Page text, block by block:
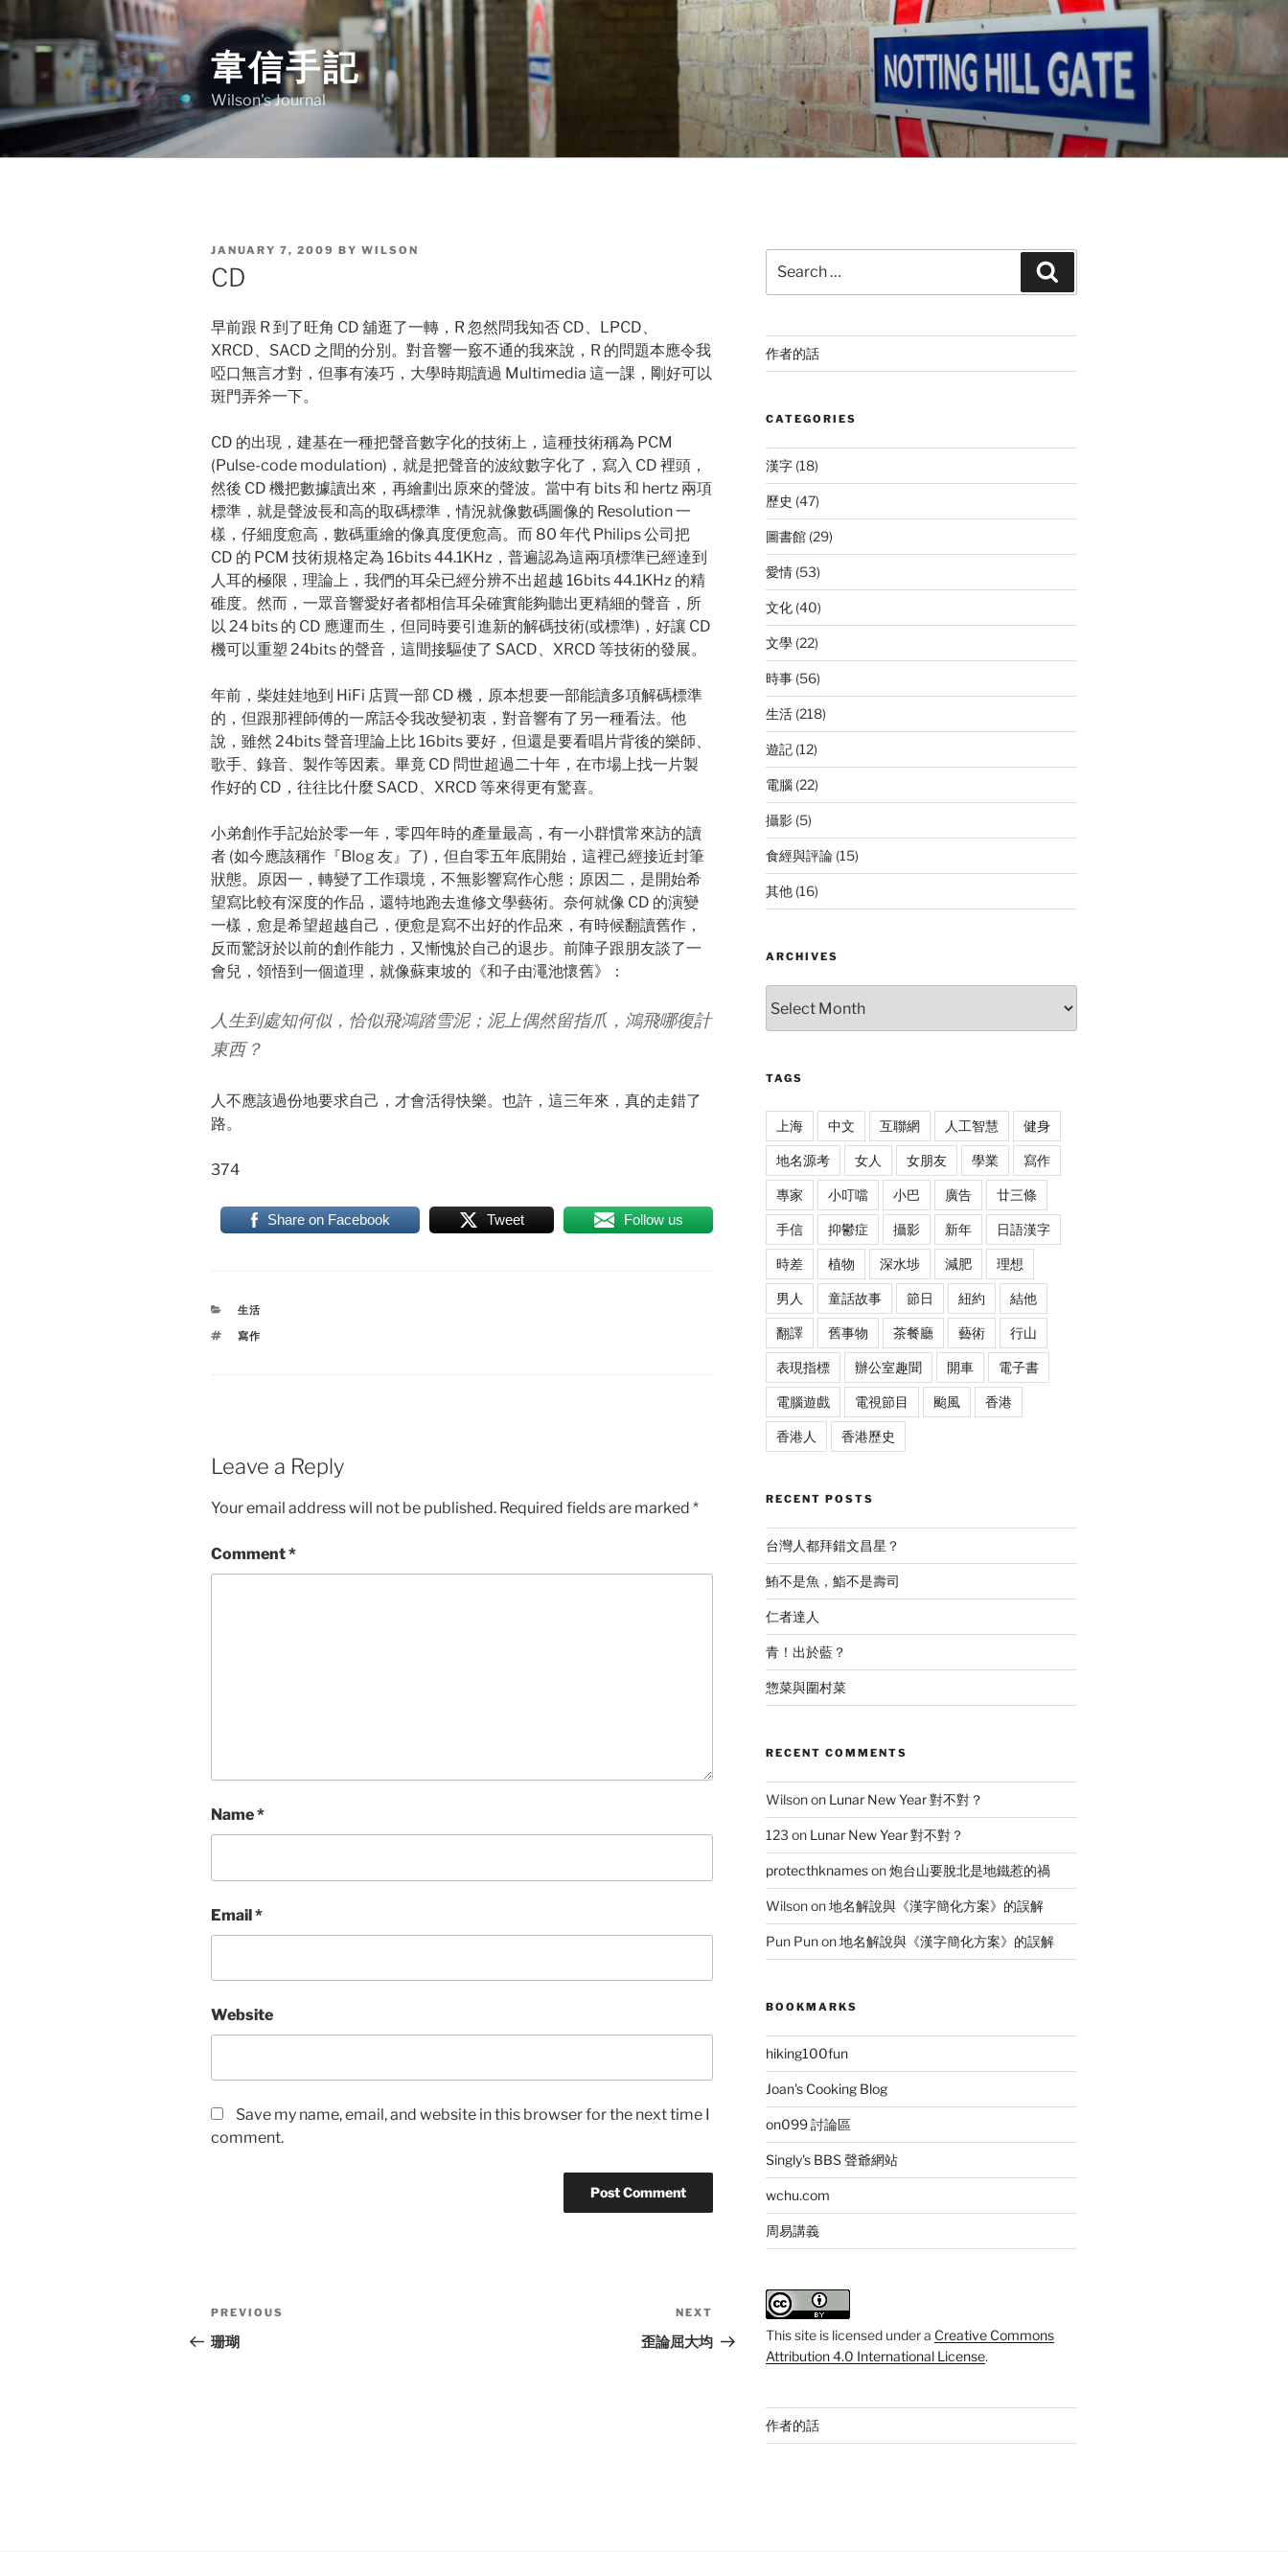
content
韋信手記
Wilson's Journal
POSTED
ON
JANUARY 7, 2009 BY WILSON
CD
早前跟 R 到了旺角 CD 舖逛了一轉，R 忽然問我知否 CD、LPCD、
XRCD、SACD 之間的分別。對音響一竅不通的我來說，R 的問題本應令我
啞口無言才對，但事有湊巧，大學時期讀過 Multimedia 這一課，剛好可以
斑門弄斧一下。
CD 的出現，建基在一種把聲音數字化的技術上，這種技術稱為 PCM
(Pulse-code modulation)，就是把聲音的波紋數字化了，寫入 CD 裡頭，
然後 CD 機把數據讀出來，再繪劃出原來的聲波。當中有 bits 和 hertz 兩項
標準，就是聲波長和高的取碼標準，情況就像數碼圖像的 Resolution 一
樣，仔細度愈高，數碼重繪的像真度便愈高。而 80 年代 Philips 公司把
CD 的 PCM 技術規格定為 16bits 44.1KHz，普遍認為這兩項標準已經達到
人耳的極限，理論上，我們的耳朵已經分辨不出超越 16bits 44.1KHz 的精
碓度。然而，一眾音響愛好者都相信耳朵確實能夠聽出更精細的聲音，所
以 24 bits 的 CD 應運而生，但同時要引進新的解碼技術(或標準)，好讓 CD
機可以重塑 24bits 的聲音，這間接驅使了 SACD、XRCD 等技術的發展。
年前，柴娃娃地到 HiFi 店買一部 CD 機，原本想要一部能讀多項解碼標準
的，但跟那裡師傅的一席話令我改變初衷，對音響有了另一種看法。他
說，雖然 24bits 聲音理論上比 16bits 要好，但還是要看唱片背後的樂師、
歌手、錄音、製作等因素。畢竟 CD 問世超過二十年，在巿場上找一片製
作好的 CD，往往比什麼 SACD、XRCD 等來得更有驚喜。
小弟創作手記始於零一年，零四年時的產量最高，有一小群慣常來訪的讀
者 (如今應該稱作『Blog 友』了)，但自零五年底開始，這裡己經接近封筆
狀態。原因一，轉變了工作環境，不無影響寫作心態；原因二，是開始希
望寫比較有深度的作品，還特地跑去進修文學藝術。奈何就像 CD 的演變
一樣，愈是希望超越自己，便愈是寫不出好的作品來，有時候翻讀舊作，
反而驚訝於以前的創作能力，又慚愧於自己的退步。前陣子跟朋友談了一
會兒，領悟到一個道理，就像蘇東坡的《和子由澠池懷舊》：
人生到處知何似，恰似飛鴻踏雪泥；泥上偶然留指爪，鴻飛哪復計
東西？
人不應該過份地要求自己，才會活得快樂。也許，這三年來，真的走錯了
路。
374
Share on Facebook Tweet Follow us
CATEGORIES
生活
TAGS
寫作
Leave a Reply
Your email address will not be published. Required fields are marked *
Comment*
Name*
Email*
Website
Save my name, email, and website in this browser for the next time I
comment.
Post
navigation
Previous
Post
PREVIOUS
珊瑚
Post
NEXT
歪論屈大均
for:
作者的話
CATEGORIES
漢字(18)
歷史 (47)
圖書館(29)
愛情(53)
文化(40)
文學(22)
時事(56)
生活(218)
遊記(12)
電腦(22)
攝影(5)
食經與評論(15)
其他(16)
ARCHIVES
TAGS
上海 中文 互聯網 人工智慧 健身
地名源考 女人 女朋友 學業 寫作
專家 小叮噹 小巴 廣告 廿三條
手信 抑鬱症 攝影 新年 日語漢字
時差 植物 深水埗 減肥 理想
男人 童話故事 節日 紐約 結他
翻譯 舊事物 茶餐廳 藝術 行山
表現指標 辦公室趣聞 開車 電子書
電腦遊戲 電視節目 颱風 香港
香港人 香港歷史
RECENT POSTS
台灣人都拜錯文昌星？
鮪不是魚，鮨不是壽司
仁者達人
青！出於藍？
惣菜與圍村菜
RECENT COMMENTS
Wilsonon Lunar New Year 對不對？
123 on Lunar New Year 對不對？
protecthknameson炮台山要脫北是地鐵惹的禍
Wilsonon地名解說與《漢字簡化方案》的誤解
Pun Punon地名解說與《漢字簡化方案》的誤解
BOOKMARKS
hiking100fun
Joan's Cooking Blog
on099 討論區
Singly's BBS 聲爺網站
wchu.com
周易講義
Thissiteis licensed under a Creative Commons
Attribution 4.0 International License.
作者的話